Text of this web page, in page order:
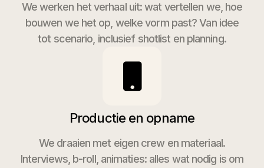
We werken het verhaal uit: wat vertellen we, hoe
bouwen we het op, welke vorm past? Van idee
tot scenario, inclusief shotlist en planning.
Productie en opname
We draaien met eigen crew en materiaal.
Interviews, b-roll, animaties: alles wat nodig is om